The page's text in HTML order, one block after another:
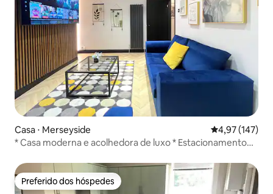
Casa ⋅ Merseyside 4,97 de uma
4,97 (147)
* Casa moderna e acolhedora de luxo * Estacionamento
Preferido dos hóspedes
Preferido dos hóspedes